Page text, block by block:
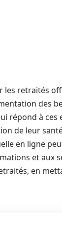
les retraités
des
répond à ces
de leur
en ligne
et aux
en